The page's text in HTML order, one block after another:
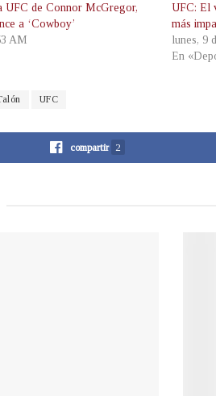
de Connor McGregor,
a ‘Cowboy’
AM
UFC: El
más
lunes, 9
En
UFC
compartir 2